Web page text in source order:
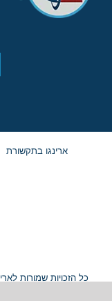
ארינגו בתקשורת